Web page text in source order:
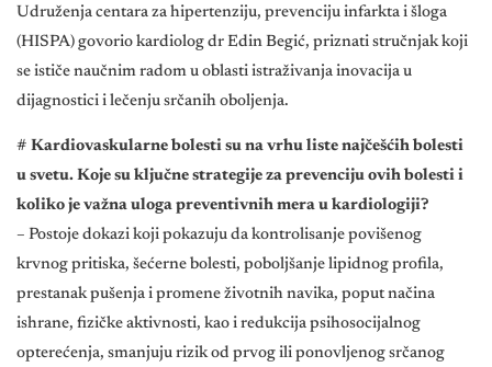
Udruženja centara za hipertenziju, prevenciju infarkta i šloga
(HISPA) govorio kardiolog dr Edin Begić, priznati stručnjak koji
se ističe naučnim radom u oblasti istraživanja inovacija u
dijagnostici i lečenju srčanih oboljenja.
# Kardiovaskularne bolesti su na vrhu liste najčešćih bolesti
u svetu. Koje su ključne strategije za prevenciju ovih bolesti i
koliko je važna uloga preventivnih mera u kardiologiji?
– Postoje dokazi koji pokazuju da kontrolisanje povišenog
krvnog pritiska, šećerne bolesti, poboljšanje lipidnog profila,
prestanak pušenja i promene životnih navika, poput načina
ishrane, fizičke aktivnosti, kao i redukcija psihosocijalnog
opterećenja, smanjuju rizik od prvog ili ponovljenog srčanog